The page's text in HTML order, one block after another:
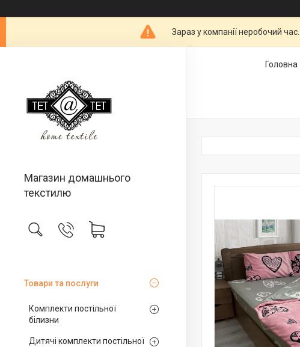
Зараз у компанії неробочий
Магазин домашнього
текстилю
Товари та послуги
Комплекти постільної
білизни
Дитячі комплекти постільної
Головна